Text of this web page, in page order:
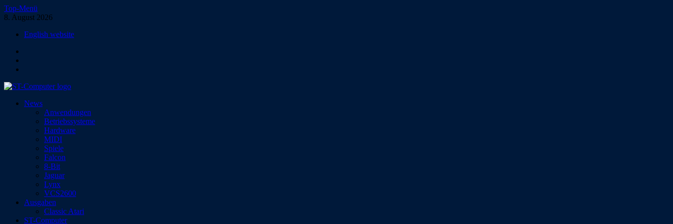
Zum
Inhalt
Top-Menü
8. August 2026
English website
ST-Computer
Das Magazin für Atari-Computer und -Konsolen
News
Anwendungen
Betriebssysteme
Hardware
MIDI
Spiele
Falcon
8-Bit
Jaguar
Lynx
VCS2600
Ausgaben
Classic Atari
ST-Computer